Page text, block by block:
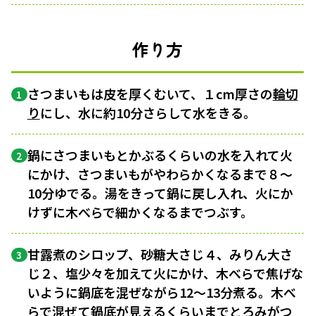
作り方
1 さつまいもは皮を厚くむいて、１cm厚さの輪切
りにし、水に約10分さらして水をきる。
2 鍋にさつまいもとかぶるくらいの水を入れて火
にかけ、さつまいもがやわらかくなるまで８〜
10分ゆでる。湯をきって鍋に戻し入れ、火にか
けずに木べらで細かくなるまでつぶす。
3 甘露煮のシロップ、砂糖大さじ４、みりん大さ
じ２、塩少々を加えて火にかけ、木べらで焦げな
いように鍋底を混ぜながら12〜13分煮る。木べ
らで混ぜて鍋底が見えるくらいまでとろみがつ